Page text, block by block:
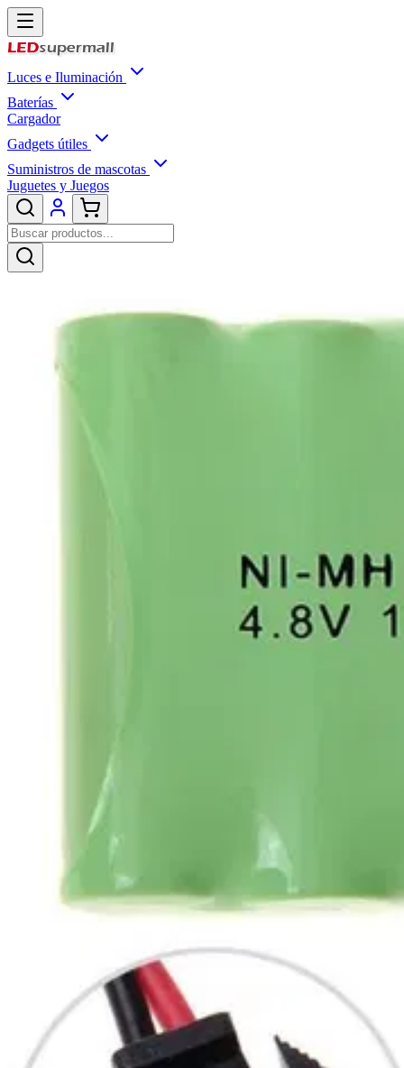
Luces e Iluminación
Baterías
Cargador
Gadgets útiles
Suministros de mascotas
Juguetes y Juegos